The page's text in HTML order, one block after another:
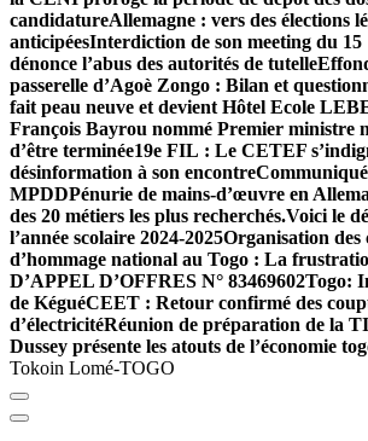
candidatureAllemagne : vers des élections
anticipéesInterdiction de son meeting du
dénonce l’abus des autorités de tutelle
passerelle d’Agoè Zongo : Bilan et
fait peau neuve et devient Hôtel Ecole
François Bayrou nommé Premier ministre
d’être terminée19e FIL : Le CETEF
désinformation à son encontre
MPDDPénurie de mains-d’œuvre en
des 20 métiers les plus recherchés.Voici le
l’année scolaire 2024-2025Organisation des
d’hommage national au Togo : La
D’APPEL D’OFFRES N° 83469602Togo:
de KéguéCEET : Retour confirmé des
d’électricitéRéunion de préparation de la
Dussey présente les atouts de l’économie
Tokoin Lomé-TOGO